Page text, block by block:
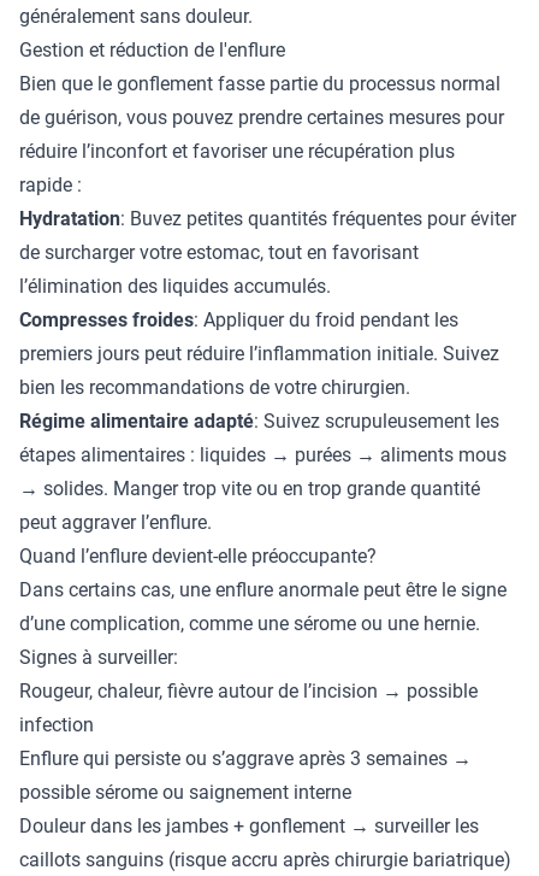
généralement sans douleur.
Gestion et réduction de l'enflure
Bien que le gonflement fasse partie du processus normal
de guérison, vous pouvez prendre certaines mesures pour
réduire l’inconfort et favoriser une récupération plus
rapide :
Hydratation: Buvez petites quantités fréquentes pour éviter
de surcharger votre estomac, tout en favorisant
l’élimination des liquides accumulés.
Compresses froides: Appliquer du froid pendant les
premiers jours peut réduire l’inflammation initiale. Suivez
bien les recommandations de votre chirurgien.
Régime alimentaire adapté: Suivez scrupuleusement les
étapes alimentaires : liquides → purées → aliments mous
→ solides. Manger trop vite ou en trop grande quantité
peut aggraver l’enflure.
Quand l’enflure devient-elle préoccupante?
Dans certains cas, une enflure anormale peut être le signe
d’une complication, comme une sérome ou une hernie.
Signes à surveiller:
Rougeur, chaleur, fièvre autour de l’incision → possible
infection
Enflure qui persiste ou s’aggrave après 3 semaines →
possible sérome ou saignement interne
Douleur dans les jambes + gonflement → surveiller les
caillots sanguins (risque accru après chirurgie bariatrique)